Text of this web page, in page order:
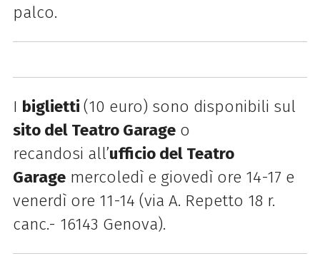
palco.
I biglietti (10 euro) sono disponibili sul
sito del Teatro Garageo
recandosi all’ufficio del Teatro
Garagemercoledì e giovedì ore 14-17 e
venerdì ore 11-14 (via A. Repetto 18 r.
canc.- 16143 Genova).